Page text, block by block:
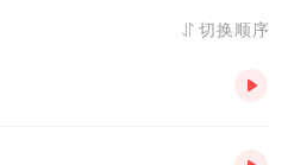
切换顺序